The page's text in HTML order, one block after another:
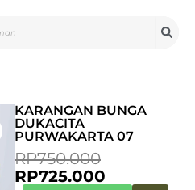
KARANGAN BUNGA
DUKACITA
PURWAKARTA 07
RP750.000
RP725.000